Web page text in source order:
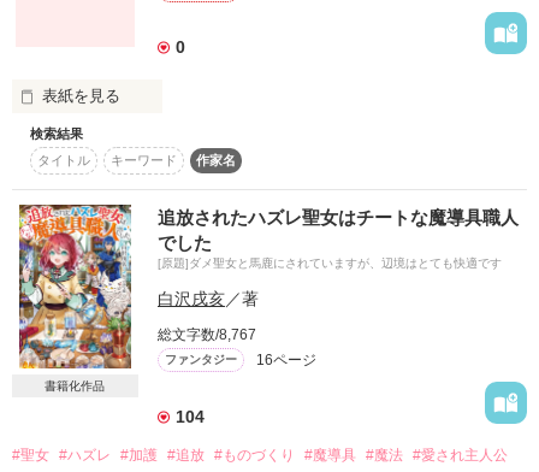
ヒロ―三木浩和―
チェリー―桜木淳―
エリー―襟沢直也―
学年トップの真面目くん？
若―古沼雲雀―
五人の日常
ちょっと除いてみませんか？
ほとんど会話で進んでいくので読みにくくなってますm(._.)m
0
表紙を見る
芳賀 雄治
(ﾊｶﾞ ﾕｳｼﾞ)
高校３年生
学園１のモテ男。
カッコいいけど…
おまけに強引!!!!
検索結果
タイトル
キーワード 作家名
書籍化作品
追放されたハズレ聖女はチートな魔導具職人
でした
[原題]ダメ聖女と馬鹿にされていますが、辺境はとても快適です
白沢戌亥／著
総文字数/8,767
ファンタジー 16ページ
104
#聖女 #ハズレ #加護 #追放 #ものづくり #魔導具 #魔法 #愛され主人公